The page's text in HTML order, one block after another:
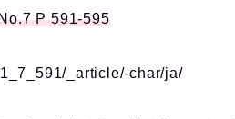
P 591-595
_article/-char/ja/